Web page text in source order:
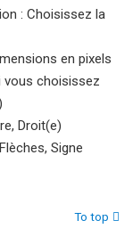
: Choisissez la
en pixels
vous choisissez
Droit(e)
Signe
To top